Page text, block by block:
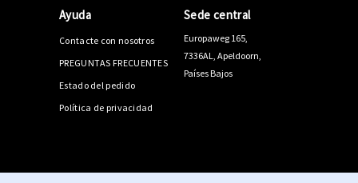
Ayuda
Contacte con nosotros
PREGUNTAS FRECUENTES
Estado del pedido
Política de privacidad
Sede central
Europaweg 165,
7336AL, Apeldoorn,
Países Bajos